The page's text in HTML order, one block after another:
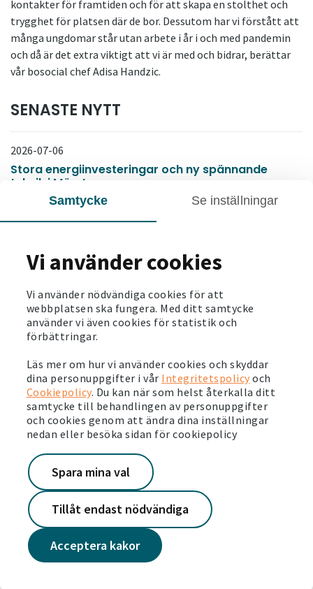
Samtycke Se inställningar
Vi använder cookies
Vi använder nödvändiga cookies för att
webbplatsen ska fungera. Med ditt samtycke
använder vi även cookies för statistik och
förbättringar.
Läs mer om hur vi använder cookies och skyddar
dina personuppgifter i vår Integritetspolicy och
Cookiepolicy. Du kan när som helst återkalla ditt
samtycke till behandlingen av personuppgifter
och cookies genom att ändra dina inställningar
nedan eller besöka sidan för cookiepolicy
Acceptera kakor
Spara mina val
Tillåt endast nödvändiga
kontakter för framtiden och för att skapa en stolthet och
trygghet för platsen där de bor. Dessutom har vi förstått att
många ungdomar står utan arbete i år i och med pandemin
och då är det extra viktigt att vi är med och bidrar, berättar
vår bosocial chef Adisa Handzic.
SENASTE NYTT
2026-07-06
Stora energiinvesteringar och ny spännande
teknik i Märsta
Läs mer
Så här ser vi på hållbarhet. Läs vår
hållbarhetsberättelse
Läs mer
2026-05-28
stärkta boendemiljöer
Läs mer
2026-05-26
Det är dags för årets Järvavecka
Läs mer
2026-05-19
Victoriahemdagen – skapar stolthet och
framtidstro
Läs mer